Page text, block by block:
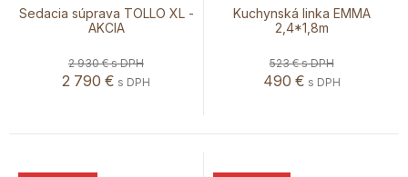
Sedacia súprava TOLLO XL -
AKCIA
2 930 €s DPH
2 790 € s DPH
Kuchynská linka EMMA
2,4*1,8m
523 €s DPH
490 € s DPH